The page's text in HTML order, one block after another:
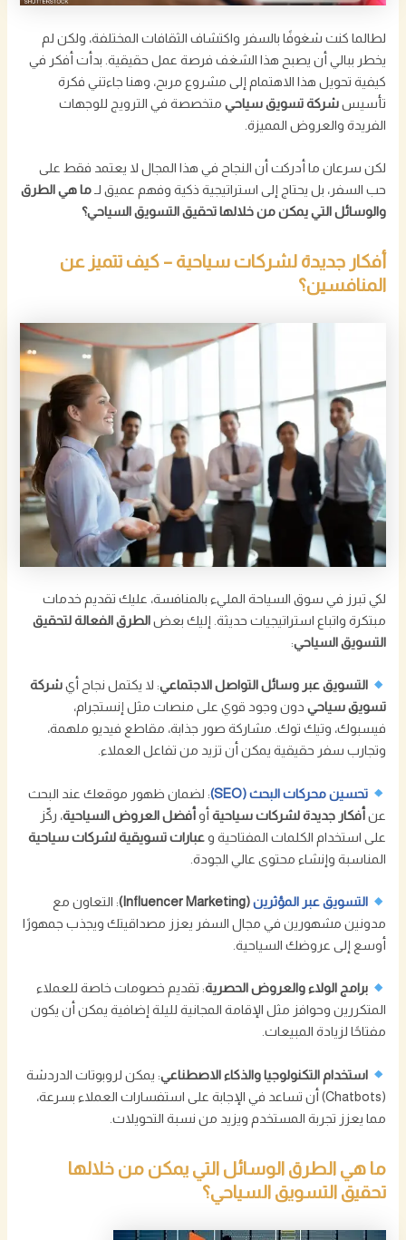
لطالما كنت شغوفًا بالسفر واكتشاف الثقافات المختلفة، ولكن لم
يخطر ببالي أن يصبح هذا الشغف فرصة عمل حقيقية. بدأت أفكر في
كيفية تحويل هذا الاهتمام إلى مشروع مربح، وهنا جاءتني فكرة
تأسيس شركة تسويق سياحيمتخصصة في الترويج للوجهات
الفريدة والعروض المميزة.
لكن سرعان ما أدركت أن النجاح في هذا المجال لا يعتمد فقط على
حب السفر، بل يحتاج إلى استراتيجية ذكية وفهم عميق لـ ما هي الطرق
والوسائل التي يمكن من خلالها تحقيق التسويق السياحي؟
أفكار جديدة لشركات سياحية – كيف تتميز عن
المنافسين؟
لكي تبرز في سوق السياحة المليء بالمنافسة، عليك تقديم خدمات
مبتكرة واتباع استراتيجيات حديثة. إليك بعض الطرق الفعالة لتحقيق
التسويق السياحي:
التسويق عبر وسائل التواصل الاجتماعي: لا يكتمل نجاح أيشركة
تسويق سياحيدون وجود قوي على منصات مثل إنستجرام،
فيسبوك، وتيك توك. مشاركة صور جذابة، مقاطع فيديو ملهمة،
وتجارب سفر حقيقية يمكن أن تزيد من تفاعل العملاء.
تحسين محركات البحث (SEO)
: لضمان ظهور موقعك عند البحث
عنأفكار جديدة لشركات سياحيةأوأفضل العروض السياحية، ركّز
على استخدام الكلمات المفتاحية وعبارات تسويقية لشركات سياحية
المناسبة وإنشاء محتوى عالي الجودة.
التسويق عبر المؤثرين(Influencer Marketing)
: التعاون مع
مدونين مشهورين في مجال السفر يعزز مصداقيتك ويجذب جمهورًا
أوسع إلى عروضك السياحية.
برامج الولاء والعروض الحصرية: تقديم خصومات خاصة للعملاء
المتكررين وحوافز مثل الإقامة المجانية لليلة إضافية يمكن أن يكون
مفتاحًا لزيادة المبيعات.
استخدام التكنولوجيا والذكاء الاصطناعي: يمكن لروبوتات الدردشة
(Chatbots) أن تساعد في الإجابة على استفسارات العملاء بسرعة،
مما يعزز تجربة المستخدم ويزيد من نسبة التحويلات.
ما هي الطرق الوسائل التي يمكن من خلالها
تحقيق التسويق السياحي؟